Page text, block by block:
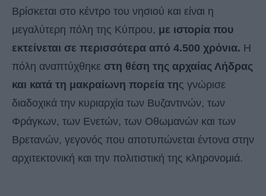
Βρίσκεται στο κέντρο του νησιού και είναι η
μεγαλύτερη πόλη της Κύπρου, με ιστορία που
εκτείνεται σε περισσότερα από 4.500 χρόνια. Η
πόλη αναπτύχθηκε στη θέση της αρχαίας Λήδρας
και κατά τη μακραίωνη πορεία της γνώρισε
διαδοχικά την κυριαρχία των Βυζαντινών, των
Φράγκων, των Ενετών, των Οθωμανών και των
Βρετανών, γεγονός που αποτυπώνεται έντονα στην
αρχιτεκτονική και την πολιτιστική της κληρονομιά.